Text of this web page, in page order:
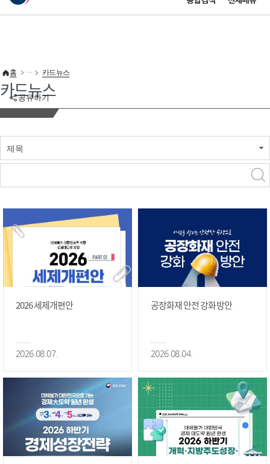
이 누리집은 대한민국 공식 전자정부 누리집입니다.
공유하기
홈 카드뉴스
카드뉴스
제목
2026 세제개편안
2026.08.07.
공장화재 안전 강화 방안
2026.08.04.